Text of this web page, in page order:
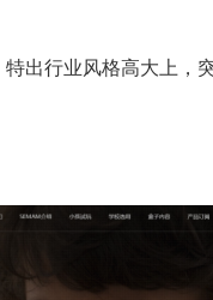
出行业风格高大上，